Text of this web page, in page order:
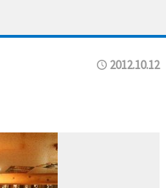
2012.10.12